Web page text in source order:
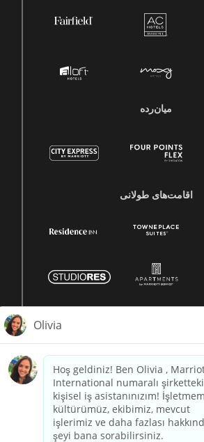
میان‌رده
اقامت‌های طولانی